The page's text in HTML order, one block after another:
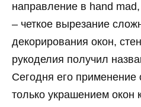
направление в hand
– четкое вырезание
декорирования окон,
рукоделия получил
Сегодня его применение
только украшением окон